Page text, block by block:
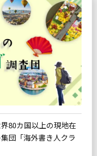
80カ国以上の現地在
団「海外書き人クラ